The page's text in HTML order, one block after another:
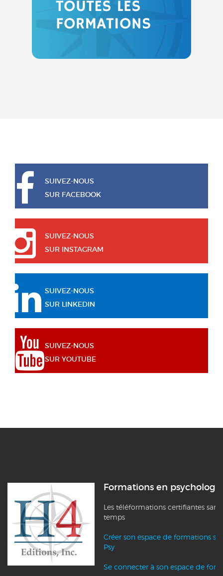
SUIVEZ-NOUS
SUR FACEBOOK
SUIVEZ-NOUS
SUR INSTAGRAM
SUIVEZ-NOUS
SUR LINKEDIN
SUIVEZ-NOUS
SUR YOUTUBE
Formations en psychologie
Les téléformations certifiantes
temps
Créer son espace de formations
Psy
Se connecter à son espace de